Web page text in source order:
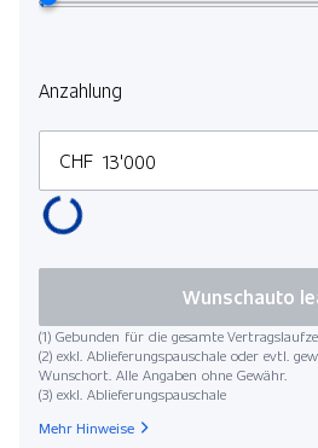
Anzahlung
CHF
(1) Gebunden für die gesamte
(2) exkl. Ablieferungspauschale oder evtl.
Wunschort. Alle Angaben ohne Gewähr.
(3) exkl. Ablieferungspauschale
Wunschauto
Mehr Hinweise